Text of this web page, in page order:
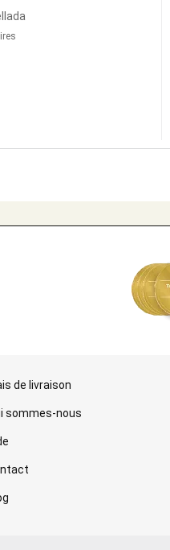
de livraison
sommes-nous